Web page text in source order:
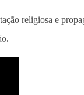
religiosa e